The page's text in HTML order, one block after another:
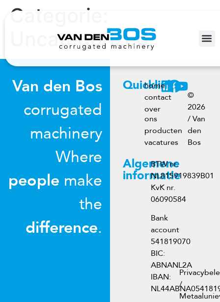
Categorie:
Uncategorized
Van den Bos
corrugated
machinery
Where
people make
the
difference.
Quicklinks
home
contact
over
ons
producten
vacatures
©
2026
/ Van
den
Bos
Algemene
informatie
BTW nr.
NL815919839B01
KvK nr.
06090584
Bank
account
541819070
BIC:
ABNANL2A
IBAN:
/